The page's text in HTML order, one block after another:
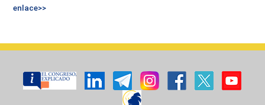
enlace>>